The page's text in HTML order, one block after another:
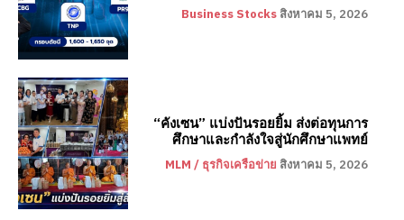
Business Stocks สิงหาคม 5, 2026
“คังเซน” แบ่งปันรอยยิ้ม ส่งต่อทุนการ
ศึกษาและกำลังใจสู่นักศึกษาแพทย์
MLM / ธุรกิจเครือข่าย สิงหาคม 5, 2026